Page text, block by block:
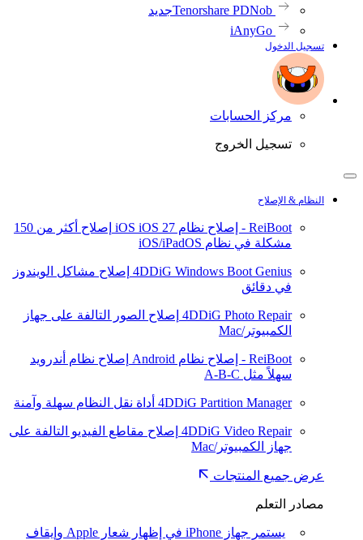
Tenorshare PDNobجديد
iAnyGo
تسجيل الدخول
مركز الحسابات
تسجيل الخروج
النظام & الإصلاح
ReiBoot - إصلاح نظام iOS iOS 27
إصلاح أكثر من 150
مشكلة في نظام iOS/iPadOS
4DDiG Windows Boot Genius إصلاح مشاكل الويندوز
في دقائق
4DDiG Photo Repair إصلاح الصور التالفة على جهاز
الكمبيوتر/Mac
ReiBoot - إصلاح نظام Android
إصلاح نظام أندرويد
سهلاً مثل A-B-C
4DDiG Partition Manager أداة نقل النظام سهلة وآمنة
4DDiG Video Repair إصلاح مقاطع الفيديو التالفة على
جهاز الكمبيوتر/Mac
عرض جميع المنتجات
مصادر التعلم
يستمر جهاز iPhone في إظهار شعار Apple وإيقاف